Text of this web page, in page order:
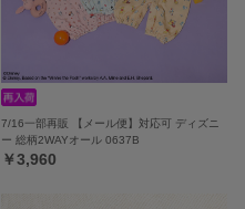
7/16一部再販 【メール便】対応可 ディズニ
ー 総柄2WAYオール 0637B
￥3,960